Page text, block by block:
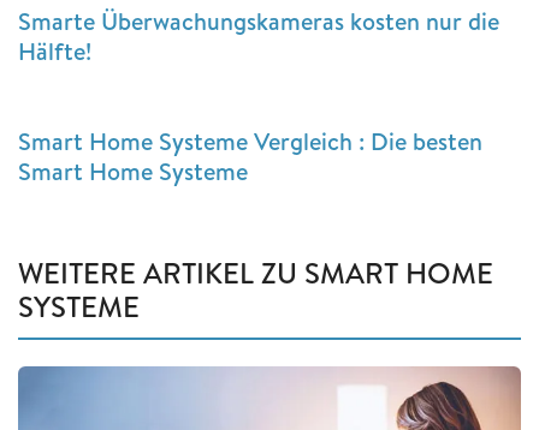
Smarte Überwachungskameras kosten nur die
Hälfte!
Smart Home Systeme Vergleich : Die besten
Smart Home Systeme
WEITERE ARTIKEL ZU SMART HOME
SYSTEME